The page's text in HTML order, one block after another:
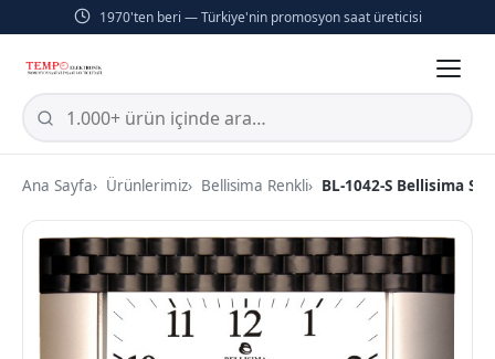
1970'ten beri — Türkiye'nin promosyon saat üreticisi
Ana Sayfa Ürünlerimiz Bellisima Renkli BL-1042-S Bellisima